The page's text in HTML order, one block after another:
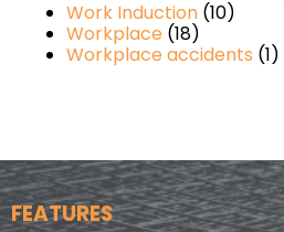
Work Induction (10)
Workplace (18)
Workplace accidents (1)
FEATURES